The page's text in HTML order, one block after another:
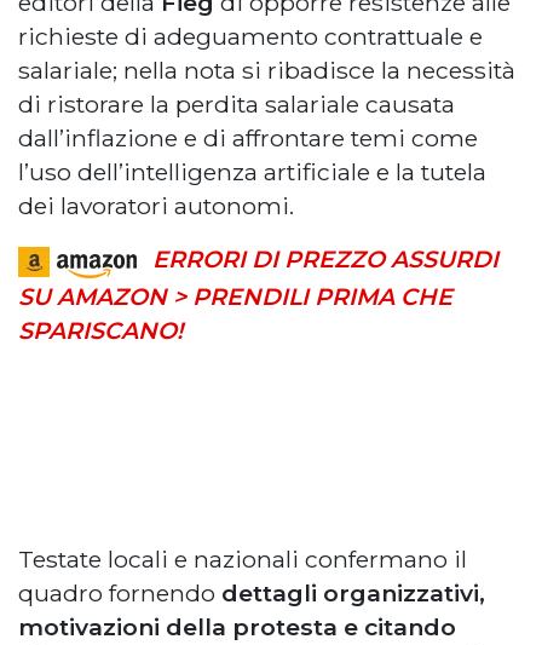
richieste di adeguamento contrattuale e
salariale; nella nota si ribadisce la necessità
di ristorare la perdita salariale causata
dall’inflazione e di affrontare temi come
l’uso dell’intelligenza artificiale e la tutela
dei lavoratori autonomi.
ERRORI DI PREZZO ASSURDI
SU AMAZON > PRENDILI PRIMA CHE
SPARISCANO!
Testate locali e nazionali confermano il
quadro fornendo dettagli organizzativi,
motivazioni della protesta e citando